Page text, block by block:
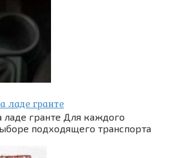
ладе гранте
ладе гранте Для каждого
подходящего транспорта